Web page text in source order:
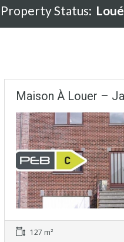
Property Status: Loué
Maison À Louer –
127 m²